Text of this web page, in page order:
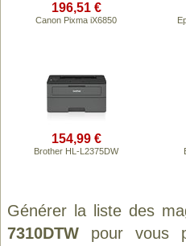
196,51 €
Canon Pixma iX6850
154,99 €
Brother HL-L2375DW
Générer la liste des
7310DTW pour vous